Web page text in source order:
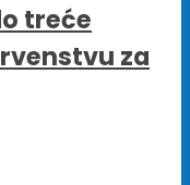
treće
za